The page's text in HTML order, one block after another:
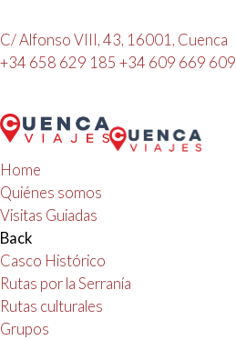
C/ Alfonso VIII, 43, 16001, Cuenca
+34 658 629 185 +34 609 669 609
Home
Quiénes somos
Visitas Guiadas
Back
Casco Histórico
Rutas por la Serranía
Rutas culturales
Grupos